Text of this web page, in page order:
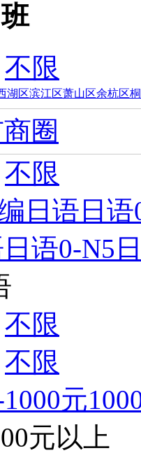
不限
湖区滨江区萧山区余杭区
圈
不限
日语 日
日语0-N5
不限
不限
元
元以上